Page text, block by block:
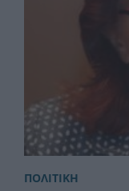
ΠΟΛΙΤΙΚΗ